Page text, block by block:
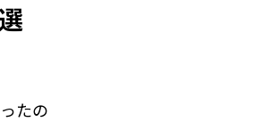
たの